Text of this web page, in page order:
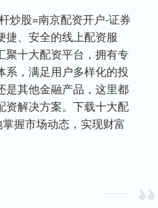
炒股=南京配资开户-证券
捷、安全的线上配资服
聚十大配资平台，拥有专
系，满足用户多样化的投
是其他金融产品，这里都
资解决方案。下载十大配
握市场动态，实现财富